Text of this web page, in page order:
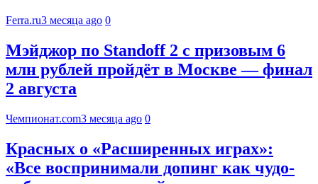
Ferra.ru3 месяца ago 0
Мэйджор по Standoff 2 с призовым 6
млн рублей пройдёт в Москве — финал
2 августа
Чемпионат.com3 месяца ago 0
Красных о «Расширенных играх»:
«Все воспринимали допинг как чудо-